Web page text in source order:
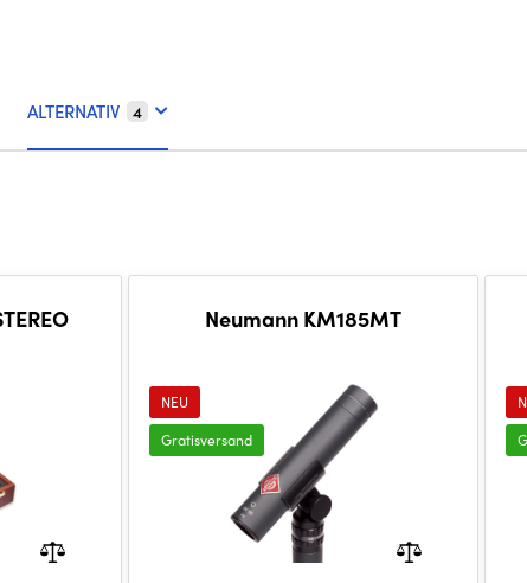
ALTERNATIV 4
Neumann KM185MT
NEU
Gratisversand